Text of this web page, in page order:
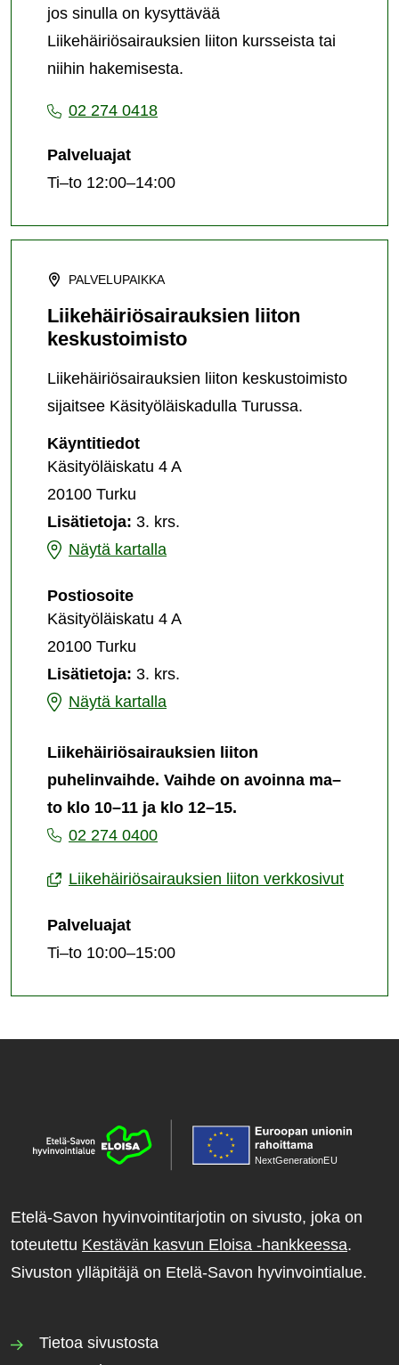
jos sinulla on kysyttävää
Liikehäiriösairauksien liiton kursseista tai
niihin hakemisesta.
02 274 0418
Palveluajat
Ti–to 12:00–14:00
PALVELUPAIKKA
Liikehäiriösairauksien liiton
keskustoimisto
Liikehäiriösairauksien liiton keskustoimisto
sijaitsee Käsityöläiskadulla Turussa.
KäyntitiedotLiikehäiriösairauksien
liiton
Käsityöläiskatu 4 A
20100 Turku
Lisätietoja: 3. krs.
Näytä kartalla
Liikehäiriösairauksien
keskustoimisto
PostiosoiteLiikehäiriösairauksien
liiton
Käsityöläiskatu 4 A
20100 Turku
Lisätietoja: 3. krs.
Näytä kartalla
Liikehäiriösairauksien
keskustoimisto
Liikehäiriösairauksien liiton
puhelinvaihde. Vaihde on avoinna ma–
to klo 10–11 ja klo 12–15.
02 274 0400
Liikehäiriösairauksien liiton verkkosivut
Palveluajat
Ti–to 10:00–15:00
NextGenerationEU
Etelä-Savon hyvinvointitarjotin on sivusto, joka on
toteutettu Kestävän kasvun Eloisa -hankkeessa.
Sivuston ylläpitäjä on Etelä-Savon hyvinvointialue.
Tietoa sivustosta